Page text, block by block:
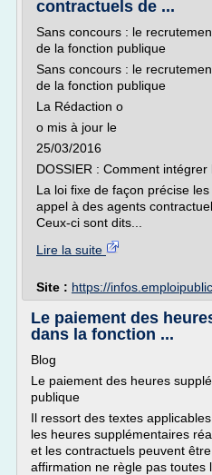
contractuels de ...
Sans concours : le
de la fonction publique
Sans concours : le
de la fonction publique
La Rédaction o
o mis à jour le
25/03/2016
DOSSIER : Comment
La loi fixe de façon précise
appel à des agents
Ceux-ci sont dits...
Lire la suite
Site : https://
Le paiement des
dans la fonction ...
Blog
Le paiement des heures
publique
Il ressort des textes
les heures supplémentaires
et les contractuels peuvent
affirmation ne règle pas toutes